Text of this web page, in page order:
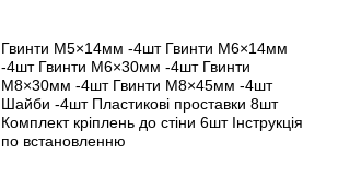
Гвинти M5×14мм -4шт Гвинти M6×14мм
-4шт Гвинти M6×30мм -4шт Гвинти
M8×30мм -4шт Гвинти M8×45мм -4шт
Шайби -4шт Пластикові проставки 8шт
Комплект кріплень до стіни 6шт Інструкція
по встановленню